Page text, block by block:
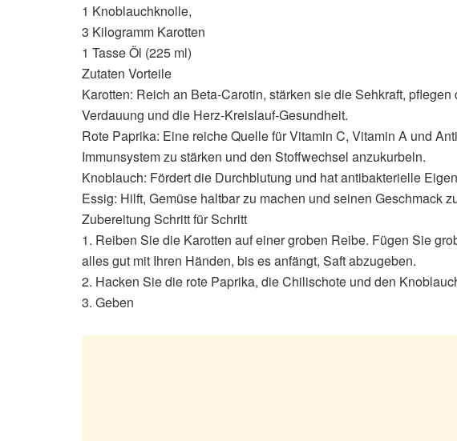
1 Knoblauchknolle,
3 Kilogramm Karotten
1 Tasse Öl (225 ml)
Zutaten Vorteile
Karotten: Reich an Beta-Carotin, stärken sie die Sehkraft,
Verdauung und die Herz-Kreislauf-Gesundheit.
Rote Paprika: Eine reiche Quelle für Vitamin C, Vitamin A und
Immunsystem zu stärken und den Stoffwechsel anzukurbeln.
Knoblauch: Fördert die Durchblutung und hat antibakterielle
Essig: Hilft, Gemüse haltbar zu machen und seinen Geschmack
Zubereitung Schritt für Schritt
1. Reiben Sie die Karotten auf einer groben Reibe. Fügen Sie
alles gut mit Ihren Händen, bis es anfängt, Saft abzugeben.
2. Hacken Sie die rote Paprika, die Chilischote und den
3. Geben